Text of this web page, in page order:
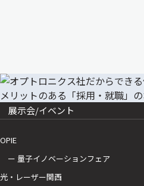
展示会/イベント
OPIE
ー 量子イノベーションフェア
光・レーザー関西